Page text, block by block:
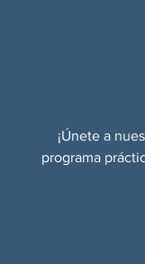
¡Únete a
programa